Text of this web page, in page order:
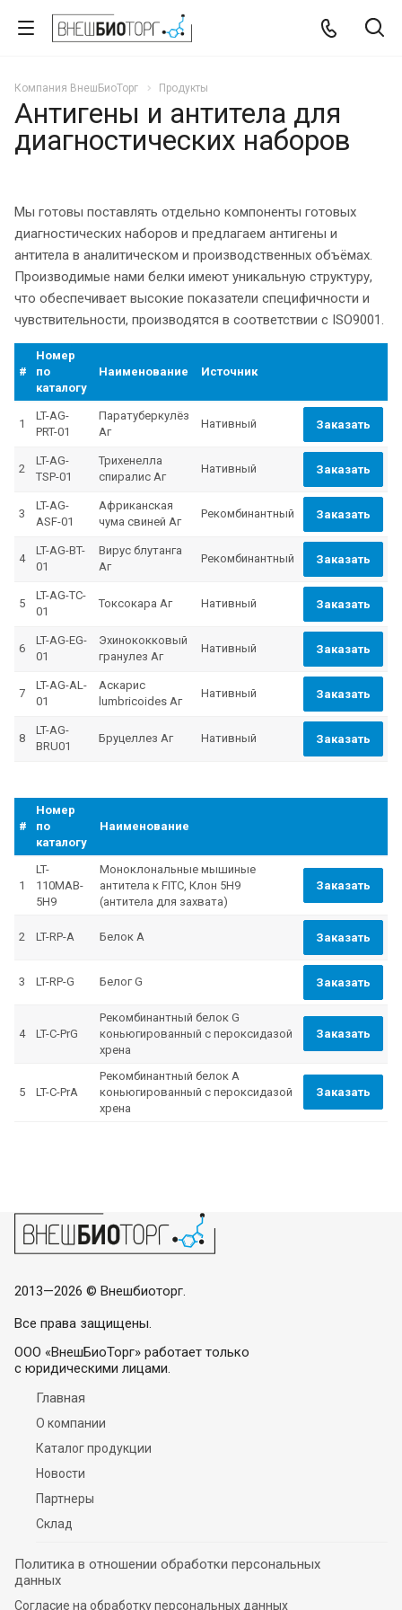
Компания ВнешБиоТорг Продукты
Антигены и антитела для
диагностических наборов
Мы готовы поставлять отдельно компоненты готовых
диагностических наборов и предлагаем антигены и
антитела в аналитическом и производственных объёмах.
Производимые нами белки имеют уникальную структуру,
что обеспечивает высокие показатели специфичности и
чувствительности, производятся в соответствии с ISO9001.
#
Номер
по
каталогу
Наименование Источник
1
LT-AG-
PRT-01
Паратуберкулёз
Aг
Нативный Заказать
2
LT-AG-
TSP-01
Трихенелла
спиралис Аг
Нативный Заказать
3
LT-AG-
ASF-01
Африканская
чума свиней Aг
Рекомбинантный Заказать
4
LT-AG-BT-
01
Вирус блутанга
Aг
Рекомбинантный Заказать
5
LT-AG-TC-
01
Токсокара Аг Нативный Заказать
6
LT-AG-EG-
01
Эхинококковый
гранулез Aг
Нативный Заказать
7
LT-AG-AL-
01
Аскарис
lumbricoides Аг
Нативный Заказать
8
LT-AG-
BRU01
Бруцеллез Аг Нативный Заказать
#
Номер
по
каталогу
Наименование
1
LT-
110MAB-
5H9
Моноклональные мышиные
антитела к FITC, Клон 5Н9
(антитела для захвата)
Заказать
2 LT-RP-A Белок А Заказать
3 LT-RP-G Белог G Заказать
4 LT-C-PrG
Рекомбинантный белок G
коньюгированный с пероксидазой
хрена
Заказать
5 LT-C-PrA
Рекомбинантный белок А
коньюгированный с пероксидазой
хрена
Заказать
2013—2026 © Внешбиоторг.
Все права защищены.
ООО «ВнешБиоТорг» работает только
с юридическими лицами.
Главная
О компании
Каталог продукции
Новости
Партнеры
Склад
Политика в отношении обработки персональных
данных
Согласие на обработку персональных данных